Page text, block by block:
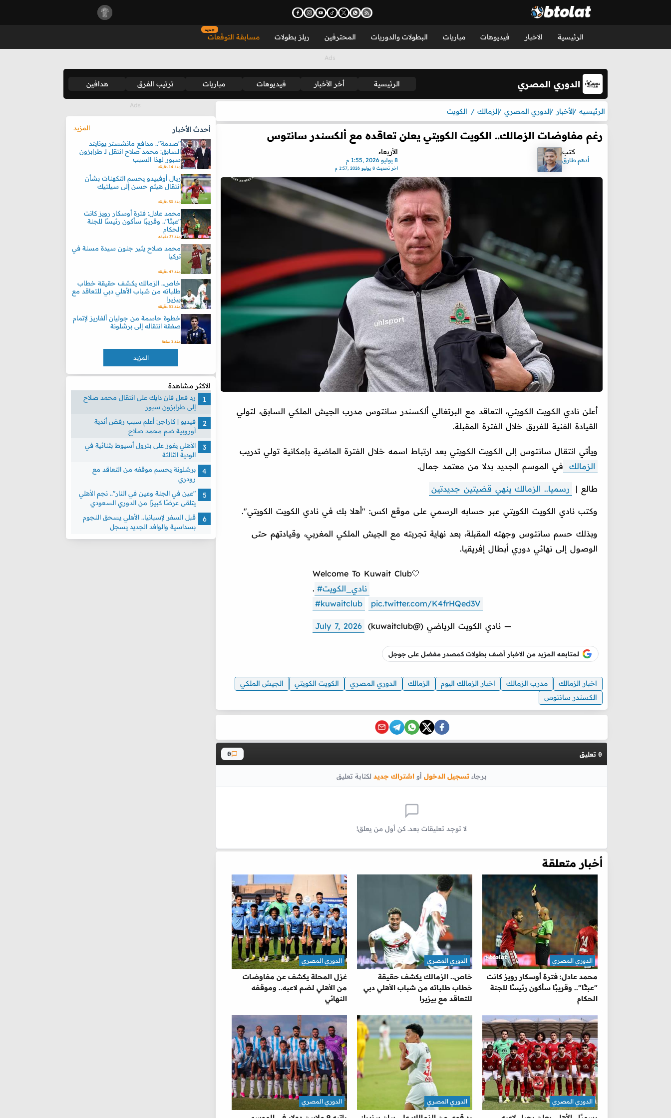
الرئيسية الاخبار فيديوهات مباريات البطولات والدوريات المحترفين ريلز بطولات مسابقة التوقعات
جديد
الدوري المصري الرئيسية أخر الأخبار فيديوهات مباريات ترتيب الفرق هدافين
الرئيسيه الأخبار الدوري المصري الزمالك الكويت
رغم مفاوضات الزمالك.. الكويت الكويتي يعلن تعاقده مع ألكسندر سانتوس
كتب
أدهم طارق
الأربعاء
8 يوليو 2026 ,1:55 م
اخر تحديث 8 يوليو 2026 ,1:57 م
أعلن نادي الكويت الكويتي، التعاقد مع البرتغالي ألكسندر سانتوس مدرب الجيش الملكي السابق، لتولي
القيادة الفنية للفريق خلال الفترة المقبلة.
ويأتي انتقال سانتوس إلى الكويت الكويتي بعد ارتباط اسمه خلال الفترة الماضية بإمكانية تولي تدريب
الزمالك
في الموسم الجديد بدلا من معتمد جمال.
طالع | رسميا.. الزمالك ينهي قضيتين جديدتين
وكتب نادي الكويت الكويتي عبر حسابه الرسمي على موقع اكس: "أهلا بك في نادي الكويت الكويتي".
وبذلك حسم سانتوس وجهته المقبلة، بعد نهاية تجربته مع الجيش الملكي المغربي، وقيادتهم حتى
الوصول إلى نهائي دوري أبطال إفريقيا.
Welcome To Kuwait Club🤍
.
#نادي_الكويت
#kuwaitclub
pic.twitter.com/K4frHQed3V
— نادي الكويت الرياضي (@kuwaitclub) July 7, 2026
لمتابعه المزيد من الاخبار أضف بطولات كمصدر مفضل على جوجل
اخبار الزمالك مدرب الزمالك اخبار الزمالك اليوم الزمالك الدوري المصري الكويت الكويتي
الجيش الملكي
الكسندر سانتوس
0 تعليق 0
برجاء تسجيل الدخول أو اشتراك جديد لكتابة تعليق
لا توجد تعليقات بعد. كن أول من يعلق!
أخبار متعلقة
محمد عادل: فترة أوسكار رويز كانت
"عبثًا".. وقريبًا سأكون رئيسًا للجنة
الحكام
الدوري المصري
خاص.. الزمالك يكشف حقيقة
خطاب طلباته من شباب الأهلي دبي
للتعاقد مع بيزيرا
الدوري المصري
غزل المحلة يكشف عن مفاوضات
من الأهلي لضم لاعبه.. وموقفه
النهائي
الدوري المصري
الدوري المصري الدوري المصري الدوري المصري
أحدث الأخبار
المزيد
"صدمة".. مدافع مانشستر يونايتد
السابق: محمد صلاح انتقل لـ طرابزون
سبور لهذا السبب
منذ 14 دقيقه
ريال أوفييدو يحسم التكهنات بشأن
انتقال هيثم حسن إلى سيلتيك
منذ 30 دقيقه
محمد عادل: فترة أوسكار رويز كانت
"عبثًا".. وقريبًا سأكون رئيسًا للجنة
الحكام
منذ 37 دقيقه
محمد صلاح يثير جنون سيدة مسنة في
تركيا
منذ 47 دقيقه
خاص.. الزمالك يكشف حقيقة خطاب
طلباته من شباب الأهلي دبي للتعاقد مع
بيزيرا
منذ 52 دقيقه
خطوة حاسمة من جوليان ألفاريز لإتمام
صفقة انتقاله إلى برشلونة
منذ 2 ساعة
المزيد
الاكثر مشاهدة
رد فعل فان دايك على انتقال محمد صلاح
إلى طرابزون سبور
فيديو | كاراجر: أعلم سبب رفض أندية
أوروبية ضم محمد صلاح
الأهلي يفوز على بترول أسيوط بثنائية في
الودية الثالثة
برشلونة يحسم موقفه من التعاقد مع
رودري
"عين في الجنة وعين في النار".. نجم الأهلي
يتلقى عرضًا كبيرًا من الدوري السعودي
قبل السفر لإسبانيا.. الأهلي يسحق النجوم
بسداسية والوافد الجديد يسجل